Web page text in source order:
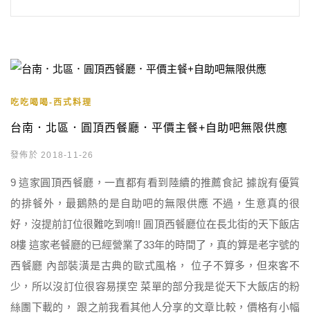
吃吃喝喝-西式料理
台南．北區．圓頂西餐廳．平價主餐+自助吧無限供應
發佈於 2018-11-26
9 這家圓頂西餐廳，一直都有看到陸續的推薦食記 據說有優質
的排餐外，最鵝熱的是自助吧的無限供應 不過，生意真的很
好，沒提前訂位很難吃到唷!! 圓頂西餐廳位在長北街的天下飯店
8樓 這家老餐廳的已經營業了33年的時間了，真的算是老字號的
西餐廳 內部裝潢是古典的歐式風格， 位子不算多，但來客不
少，所以沒訂位很容易撲空 菜單的部分我是從天下大飯店的粉
絲團下載的， 跟之前我看其他人分享的文章比較，價格有小幅